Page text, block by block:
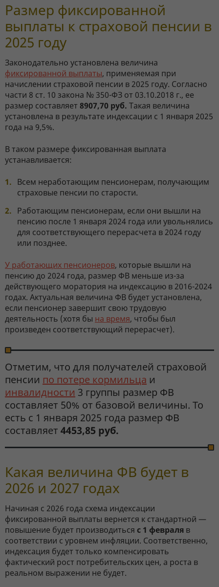
Размер фиксированной
выплаты к страховой пенсии в
2025 году
Законодательно установлена величина
фиксированной выплаты, применяемая при
начислении страховой пенсии в 2025 году. Согласно
части 8 ст. 10 закона № 350-ФЗ от 03.10.2018 г., ее
размер составляет 8907,70 руб. Такая величина
установлена в результате индексации с 1 января 2025
года на 9,5%.
В таком размере фиксированная выплата
устанавливается:
Всем неработающим пенсионерам, получающим
страховые пенсии по старости.
Работающим пенсионерам, если они вышли на
пенсию после 1 января 2024 года или увольнялись
для соответствующего перерасчета в 2024 году
или позднее.
У работающих пенсионеров, которые вышли на
пенсию до 2024 года, размер ФВ меньше из-за
действующего моратория на индексацию в 2016-2024
годах. Актуальная величина ФВ будет установлена,
если пенсионер завершит свою трудовую
деятельность (хотя бы на время, чтобы был
произведен соответствующий перерасчет).
Отметим, что для получателей страховой
пенсии по потере кормильца и
инвалидности 3 группы размер ФВ
составляет 50% от базовой величины. То
есть с 1 января 2025 года размер ФВ
составляет 4453,85 руб.
Какая величина ФВ будет в
2026 и 2027 годах
Начиная с 2026 года схема индексации
фиксированной выплаты вернется к стандартной —
повышение будет производиться с 1 февраля в
соответствии с уровнем инфляции. Соответственно,
индексация будет только компенсировать
фактический рост потребительских цен, а роста в
реальном выражении не будет.